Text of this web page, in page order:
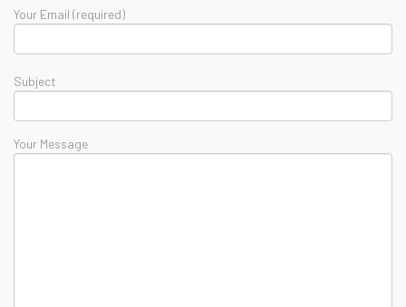
Your Email (required)
Subject
Your Message